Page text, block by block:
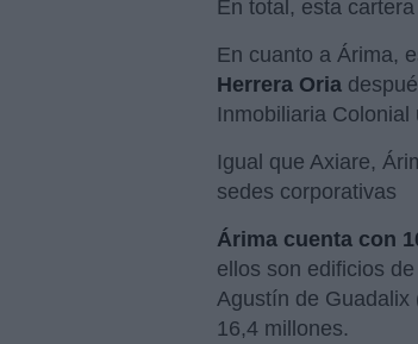
En total, esta
En cuanto a Árima,
Herrera Oria
Inmobiliaria Colonial
Igual que Axiare,
sedes corporativas
Árima cuenta con
ellos son edificios
Agustín de Guadalix
16,4 millones.